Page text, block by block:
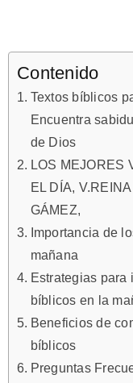
Contenido
Textos bíblicos
Encuentra
de Dios
LOS MEJORES
EL DÍA,
GÁMEZ,
Importancia de
mañana
Estrategias para
bíblicos en la
Beneficios de
bíblicos
Preguntas